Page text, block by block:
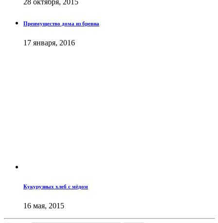
28 октября, 2015
Преимущество дома из бревна
17 января, 2016
Кукурузных хлеб с мёдом
16 мая, 2015